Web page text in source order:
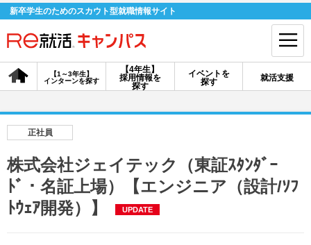
新卒学生のためのスカウト型就職情報サイト
【4年生】
採用情報を
探す
【1～3年生】
インターンを探す
イベントを
探す
就活支援
会員登録 ログイン
会員ID・パスワードを忘れた方はこちら
【4年生】
採用情報を探す
説明会を探す
正社員
株式会社ジェイテック（東証ｽﾀﾝﾀﾞｰ
ﾄﾞ・名証上場）【エンジニア（設計/ｿﾌ
ﾄｳｪｱ開発）】
UPDATE